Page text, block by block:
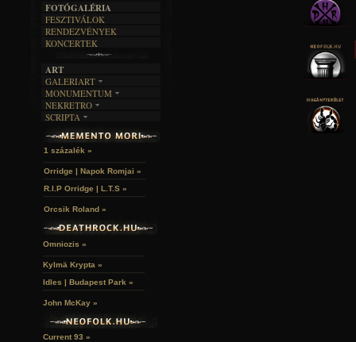
FOTÓGALÉRIA
FESZTIVÁLOK
RENDEZVÉNYEK
KONCERTEK
ART
GALERIART
ARTGALERI
KÉPREGÉNYEK
LAKÁSKULTS
MONUMENTUM
TEMETŐK
TEMPLOMOK
VÁRAK
HELYEK
NEKRETRO
SZUBKULT
FEKETE LYUK
RELIKVIÁK
SCRIPTA
NOVELLÁK
VERSEK
1 százalék »
Orridge | Napok Romjai »
R.I.P Orridge | L.T.S »
Orcsik Roland »
Omniozis »
Kylmä Krypta »
Idles | Budapest Park »
John McKay »
Current 93 »